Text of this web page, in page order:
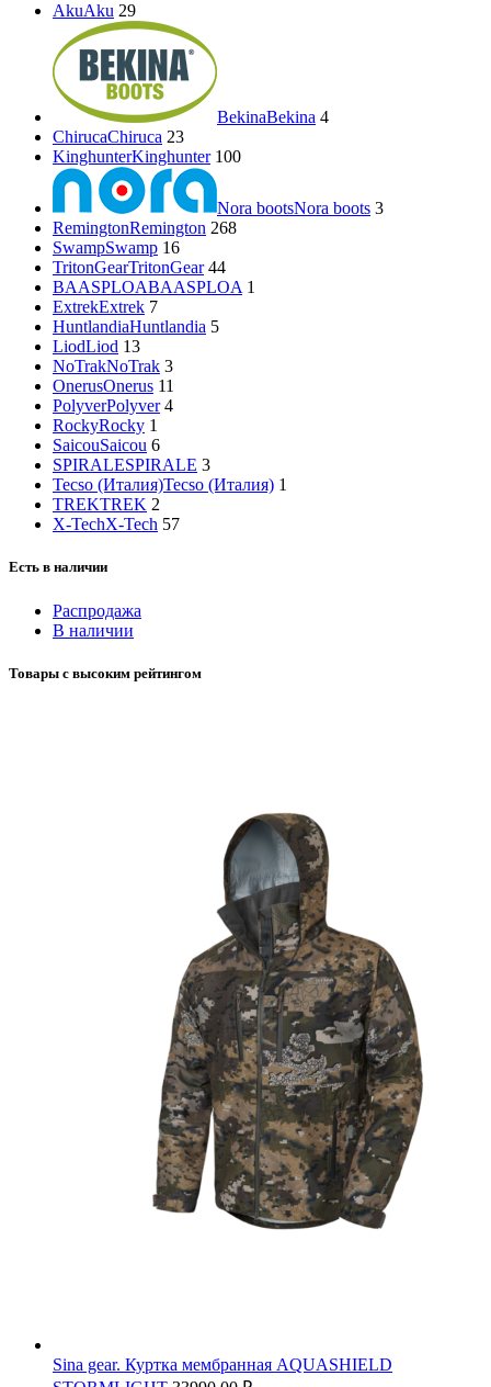
AkuAku 29
BekinaBekina 4
ChirucaChiruca 23
KinghunterKinghunter 100
Nora bootsNora boots 3
RemingtonRemington 268
SwampSwamp 16
TritonGearTritonGear 44
BAASPLOABAASPLOA 1
ExtrekExtrek 7
HuntlandiaHuntlandia 5
LiodLiod 13
NoTrakNoTrak 3
OnerusOnerus 11
PolyverPolyver 4
RockyRocky 1
SaicouSaicou 6
SPIRALESPIRALE 3
Tecso (Италия)Tecso (Италия) 1
TREKTREK 2
X-TechX-Tech 57
Есть в наличии
Распродажа
В наличии
Товары с высоким рейтингом
Sina gear. Куртка мембранная AQUASHIELD